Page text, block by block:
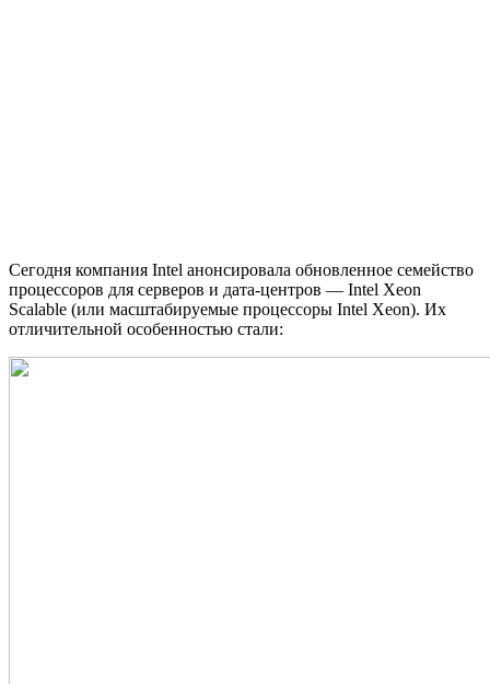
Сегодня компания Intel анонсировала обновленное семейство
процессоров для серверов и дата-центров — Intel Xeon
Scalable (или масштабируемые процессоры Intel Xeon). Их
отличительной особенностью стали: